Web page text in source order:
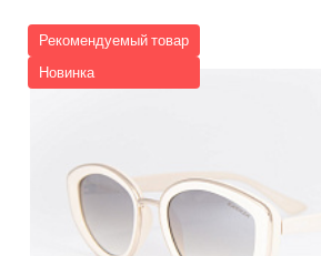
Рекомендуемый товар
Новинка